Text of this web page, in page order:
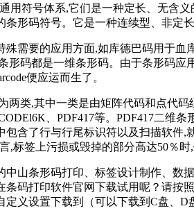
用符号体系,它们是一种定长、无含
条形码符号。它是一种连续型、非定
殊需要的应用方面,如库德巴码用于
形码都是一维条形码。由于条形码
便应运而生了。
两类,其中一类是由矩阵代码和点代
、PDF417等。PDF417二维条
包含了行与行尾标识符以及扫描软件
,标签上污损或毁掉的部分高达50％时
中山条形码打印、标签设计制作、数
条码打印软件官网下载试用呢？请按
定义设置下载到（可以下载到C盘、